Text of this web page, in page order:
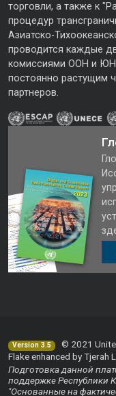
торговли, а также к
процедур
Азиатско-
проводится каждые
комиссиями ООН и
постоянно растущим
партнеров.
Version 3.5
© 2021
Flake enhanced by Tjerah
Подготовка данной
поддержке Республики
"Основанные на